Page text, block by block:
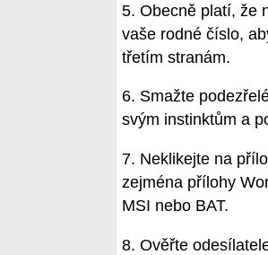
5. Obecně platí, že
vaše rodné číslo,
třetím stranám.
6. Smažte
svým instinktům a
7. Neklikejte na
zejména přílohy
MSI nebo BAT.
8. Ověřte